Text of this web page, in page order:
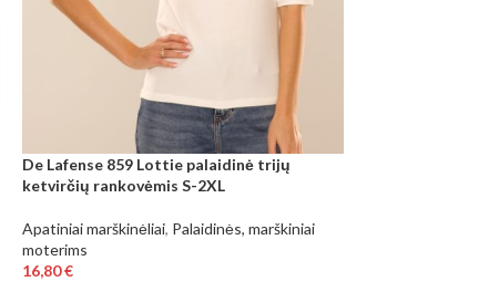
De Lafense 859 Lottie palaidinė trijų
ketvirčių rankovėmis S-2XL
Apatiniai marškinėliai, Palaidinės, marškiniai
moterims
16,80€